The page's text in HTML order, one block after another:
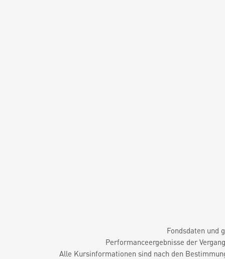
Fondsdaten und
Performanceergebnisse der
Alle Kursinformationen sind nach den